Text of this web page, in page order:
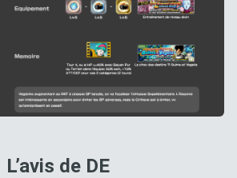
L’avis de DE